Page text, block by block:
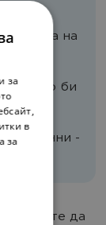
на
която би
данни -
можете да
за
в
за